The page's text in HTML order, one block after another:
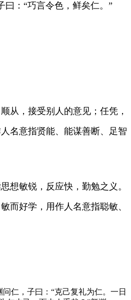
曰：“巧言令色，鲜矣仁。”
从，接受别人的意见；任凭，
名意指贤能、能谋善断、足智
想敏锐，反应快，勤勉之义。
而好学，用作人名意指聪敏、
仁，子曰：“克己复礼为仁。一日